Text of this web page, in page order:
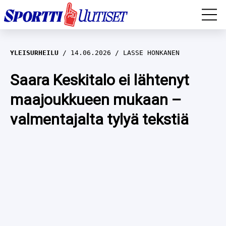
EM-YLEISURHEILU
JÄÄKIEKKO
YLEISURHEILU
WILMA HELTELÄ
TALVILAJIT
YLEISURHEILU 14.06.2026 LASSE HONKANEN
Saara Keskitalo ei lähtenyt
maajoukkueen mukaan –
valmentajalta tylyä tekstiä